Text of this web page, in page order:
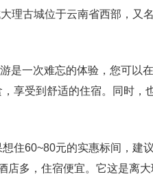
理古城位于云南省西部，又名
是一次难忘的体验，您可以
享受到舒适的住宿。同时，
住60~80元的实惠标间，建
店多，住宿便宜。它这是离